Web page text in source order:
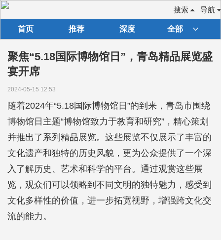
导航
搜索
首页 推荐 深度 全部
聚焦“5.18国际博物馆日”，青岛精品展览盛
宴开席
2024-05-15 12:53
随着2024年“5.18国际博物馆日”的到来，青岛市围绕
博物馆日主题“博物馆致力于教育和研究”，精心策划
并推出了系列精品展览。这些展览不仅展示了丰富的
文化遗产和独特的历史风貌，更为公众提供了一个深
入了解历史、艺术和科学的平台。通过观赏这些展
览，观众们可以领略到不同文明的独特魅力，感受到
文化多样性的价值，进一步拓宽视野，增强跨文化交
流的能力。